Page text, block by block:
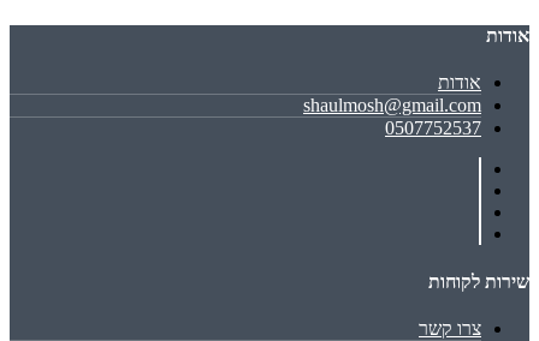
אודות
אודות
shaulmosh@gmail.com
0507752537
שירות לקוחות
צרו קשר